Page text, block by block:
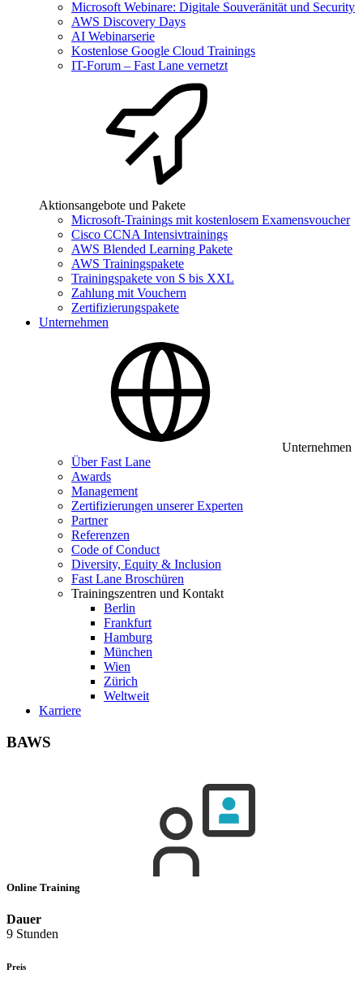
Microsoft Webinare: Digitale Souveränität und Security
AWS Discovery Days
AI Webinarserie
Kostenlose Google Cloud Trainings
IT-Forum – Fast Lane vernetzt
Aktionsangebote und Pakete
Microsoft-Trainings mit kostenlosem Examensvoucher
Cisco CCNA Intensivtrainings
AWS Blended Learning Pakete
AWS Trainingspakete
Trainingspakete von S bis XXL
Zahlung mit Vouchern
Zertifizierungspakete
Unternehmen
Unternehmen
Über Fast Lane
Awards
Management
Zertifizierungen unserer Experten
Partner
Referenzen
Code of Conduct
Diversity, Equity & Inclusion
Fast Lane Broschüren
Trainingszentren und Kontakt
Berlin
Frankfurt
Hamburg
München
Wien
Zürich
Weltweit
Karriere
BAWS
Online Training
Dauer
9 Stunden
Preis